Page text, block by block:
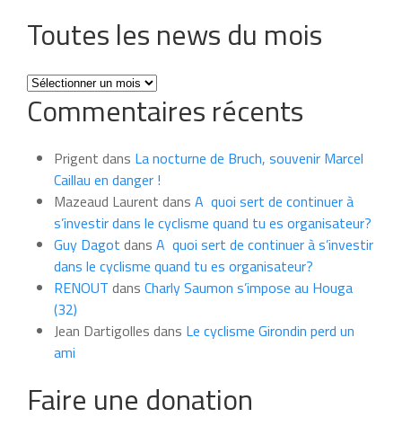
Toutes les news du mois
Toutes
les
news
mois
Commentaires récents
Prigent dans La nocturne de Bruch, souvenir Marcel
Caillau en danger !
Mazeaud Laurent dans A quoi sert de continuer à
s’investir dans le cyclisme quand tu es organisateur?
Guy Dagot dans A quoi sert de continuer à s’investir
dans le cyclisme quand tu es organisateur?
RENOUT dans Charly Saumon s’impose au Houga
(32)
Jean Dartigolles dans Le cyclisme Girondin perd un
ami
Faire une donation